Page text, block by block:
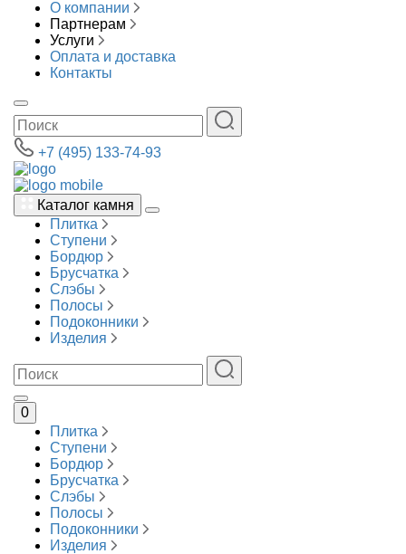
О компании
Партнерам
Услуги
Оплата и доставка
Контакты
+7 (495) 133-74-93
Каталог камня
Плитка
Ступени
Бордюр
Брусчатка
Слэбы
Полосы
Подоконники
Изделия
0
Плитка
Ступени
Бордюр
Брусчатка
Слэбы
Полосы
Подоконники
Изделия